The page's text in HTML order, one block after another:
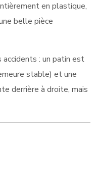
en plastique,
belle pièce
: un patin est
stable) et une
derrière à droite, mais